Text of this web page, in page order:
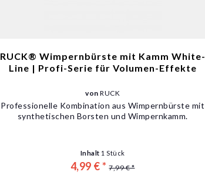
RUCK® Wimpernbürste mit Kamm White-
Line | Profi-Serie für Volumen-Effekte
vonRUCK
Professionelle Kombination aus Wimpernbürste mit
synthetischen Borsten und Wimpernkamm.
Inhalt 1 Stück
4,99 € * 7,99 € *